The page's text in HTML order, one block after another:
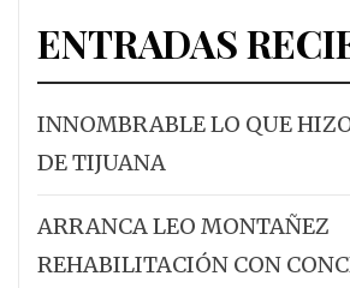
ENTRADAS
INNOMBRABLE LO QUE
DE TIJUANA
ARRANCA LEO MONTAÑEZ
REHABILITACIÓN CON